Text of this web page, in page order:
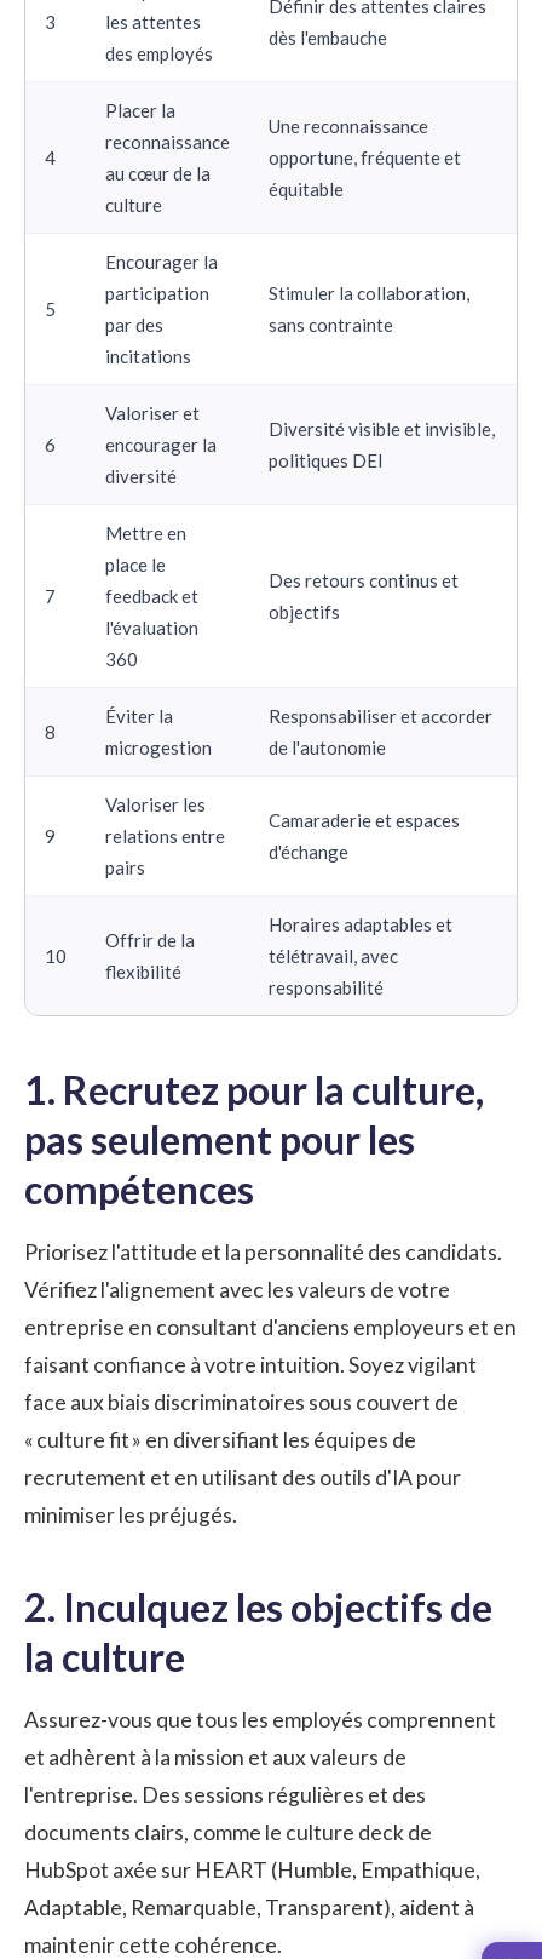
3
les attentes
des employés
Définir des attentes claires
dès l'embauche
4
Placer la
reconnaissance
au cœur de la
culture
Une reconnaissance
opportune, fréquente et
équitable
5
Encourager la
participation
par des
incitations
Stimuler la collaboration,
sans contrainte
6
Valoriser et
encourager la
diversité
Diversité visible et invisible,
politiques DEI
7
Mettre en
place le
feedback et
l'évaluation
360
Des retours continus et
objectifs
8
Éviter la
microgestion
Responsabiliser et accorder
de l'autonomie
9
Valoriser les
relations entre
pairs
Camaraderie et espaces
d'échange
10
Offrir de la
flexibilité
Horaires adaptables et
télétravail, avec
responsabilité
1. Recrutez pour la culture,
pas seulement pour les
compétences
Priorisez l'attitude et la personnalité des candidats.
Vérifiez l'alignement avec les valeurs de votre
entreprise en consultant d'anciens employeurs et en
faisant confiance à votre intuition. Soyez vigilant
face aux biais discriminatoires sous couvert de
« culture fit » en diversifiant les équipes de
recrutement et en utilisant des outils d'IA pour
minimiser les préjugés.
2. Inculquez les objectifs de
la culture
Assurez-vous que tous les employés comprennent
et adhèrent à la mission et auxvaleurs de
l'entreprise. Des sessions régulières et des
documents clairs, comme le culture deck de
HubSpot axée sur HEART (Humble, Empathique,
Adaptable, Remarquable, Transparent), aident à
maintenir cette cohérence.